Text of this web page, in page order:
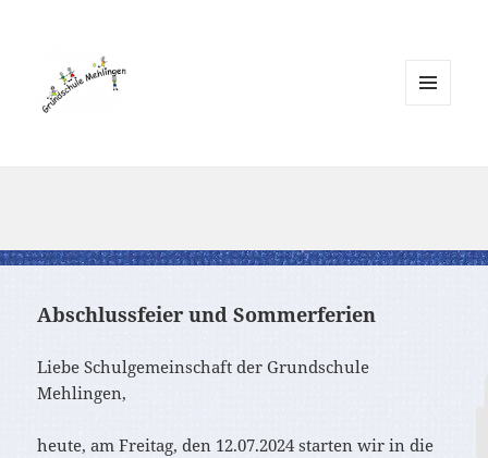
Abschlussfeier und Sommerferien
Liebe Schulgemeinschaft der Grundschule
Mehlingen,
heute, am Freitag, den 12.07.2024 starten wir in die